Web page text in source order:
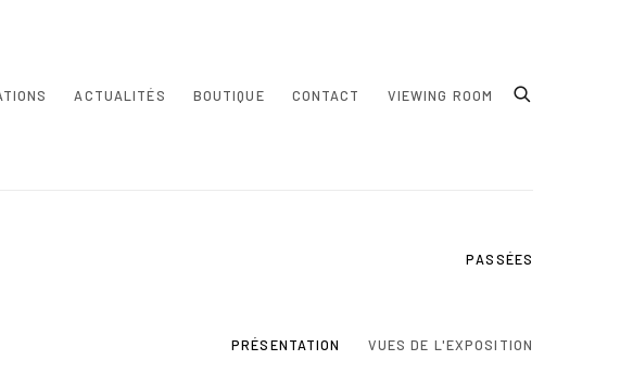
ACTUALITÉS BOUTIQUE CONTACT VIEWING ROOM
PASSÉES
PRÉSENTATION VUES DE L'EXPOSITION